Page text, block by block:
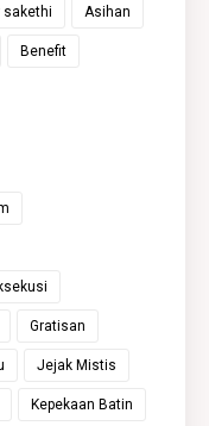
sakethi Asihan
Benefit
Gratisan
Jejak Mistis
Kepekaan Batin